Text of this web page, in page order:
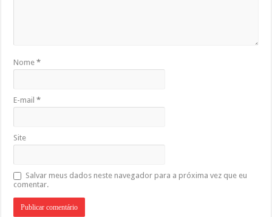
Nome*
E-mail*
Site
Salvar meus dados neste navegador para a próxima vez que eu
comentar.